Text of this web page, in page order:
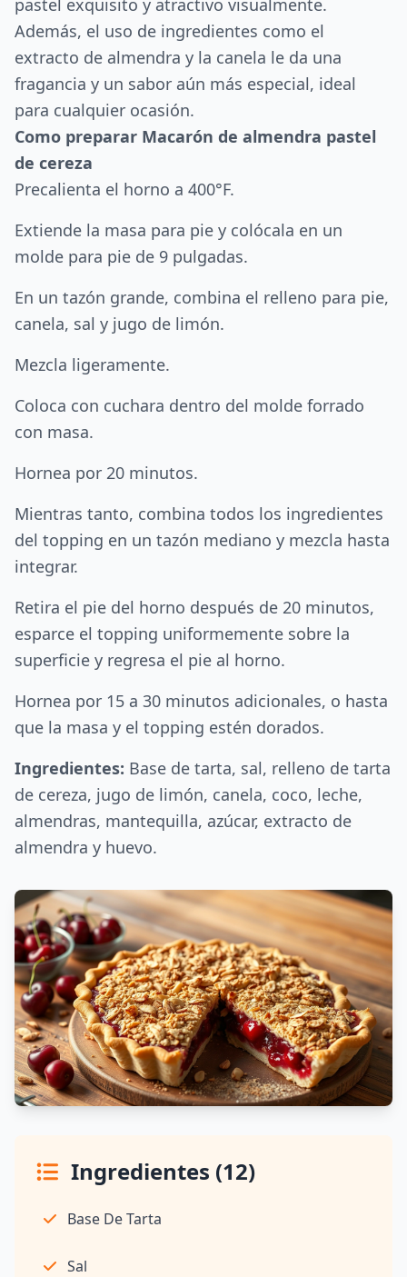
pastel exquisito y atractivo visualmente.
Además, el uso de ingredientes como el
extracto de almendra y la canela le da una
fragancia y un sabor aún más especial, ideal
para cualquier ocasión.
Como preparar Macarón de almendra pastel
de cereza
Precalienta el horno a 400°F.
Extiende la masa para pie y colócala en un
molde para pie de 9 pulgadas.
En un tazón grande, combina el relleno para pie,
canela, sal y jugo de limón.
Mezcla ligeramente.
Coloca con cuchara dentro del molde forrado
con masa.
Hornea por 20 minutos.
Mientras tanto, combina todos los ingredientes
del topping en un tazón mediano y mezcla hasta
integrar.
Retira el pie del horno después de 20 minutos,
esparce el topping uniformemente sobre la
superficie y regresa el pie al horno.
Hornea por 15 a 30 minutos adicionales, o hasta
que la masa y el topping estén dorados.
Ingredientes: Base de tarta, sal, relleno de tarta
de cereza, jugo de limón, canela, coco, leche,
almendras, mantequilla, azúcar, extracto de
almendra y huevo.
Ingredientes (12)
Base De Tarta
Sal